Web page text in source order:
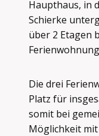
Haupthaus, in
Schierke
über 2 Etagen
Die drei
Platz für
somit bei
Möglichkeit